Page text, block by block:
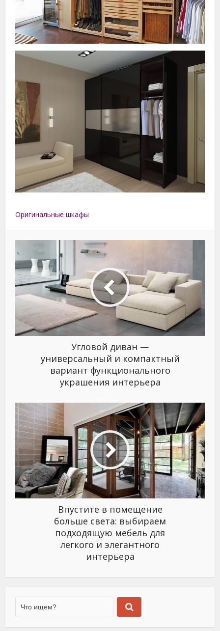
Оригинальные шкафы
Угловой диван —
универсальный и компактный
вариант функционального
украшения интерьера
Впустите в помещение
больше света: выбираем
подходящую мебель для
легкого и элегантного
интерьера